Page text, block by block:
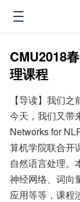
CMU2018
理课程
【导读】我们
今天，我们又带
Networks for
算机学院联合开
自然语言处理。
神经网络、词向
应用等等，课程